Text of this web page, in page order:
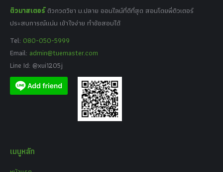
ติวมาสเตอร์ ติวกวดวิชา ม.ปลาย ออนไลน์ที่ดีที่สุด สอนโดยพี่ติวเตอร์
ประสบการณ์แน่น เข้าใจง่าย ทำข้อสอบได้
Tel: 080-050-5999
Email: admin@tuemaster.com
Line Id: @xui1205j
เมนูหลัก